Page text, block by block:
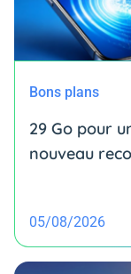
Bons plans
29 Go pour
nouveau
05/08/2026